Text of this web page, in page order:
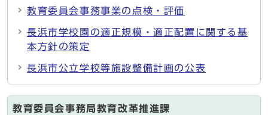
教育委員会事務事業の点検・評価
長浜市学校園の適正規模・適正配置に関する基
本方針の策定
長浜市公立学校等施設整備計画の公表
教育委員会事務局教育改革推進課